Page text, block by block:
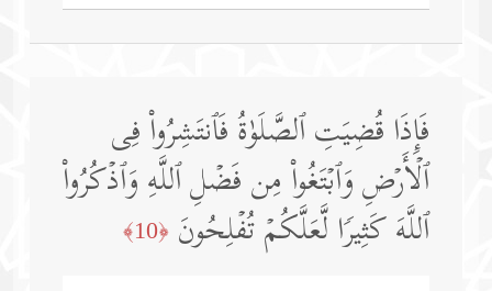
فَإِذَا قُضِیَتِ ٱلصَّلَوٰةُ فَٱنتَشِرُوا۟ فِی
ٱلۡأَرۡضِ وَٱبۡتَغُوا۟ مِن فَضۡلِ ٱللَّهِ وَٱذۡكُرُوا۟
ٱللَّهَ كَثِیرࣰا لَّعَلَّكُمۡ تُفۡلِحُونَ ﴿10﴾